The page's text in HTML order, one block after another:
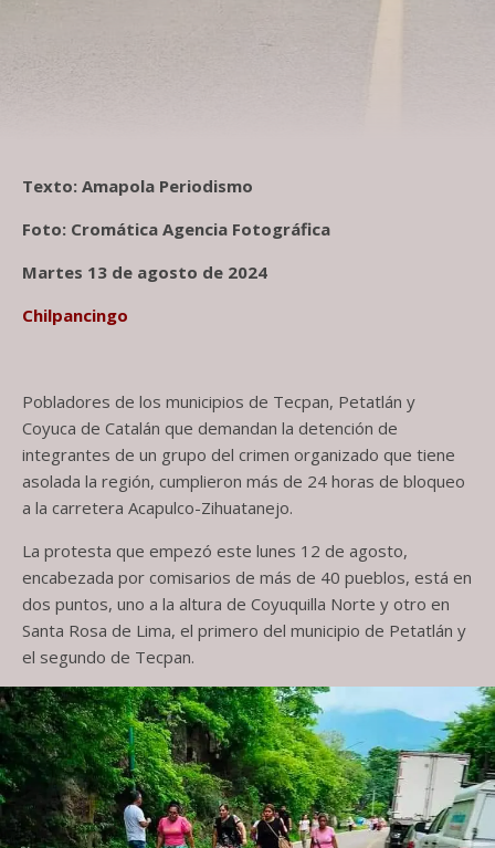
Texto: Amapola Periodismo
Foto: Cromática Agencia Fotográfica
Martes 13 de agosto de 2024
Chilpancingo
Pobladores de los municipios de Tecpan, Petatlán y
Coyuca de Catalán que demandan la detención de
integrantes de un grupo del crimen organizado que tiene
asolada la región, cumplieron más de 24 horas de bloqueo
a la carretera Acapulco-Zihuatanejo.
La protesta que empezó este lunes 12 de agosto,
encabezada por comisarios de más de 40 pueblos, está en
dos puntos, uno a la altura de Coyuquilla Norte y otro en
Santa Rosa de Lima, el primero del municipio de Petatlán y
el segundo de Tecpan.